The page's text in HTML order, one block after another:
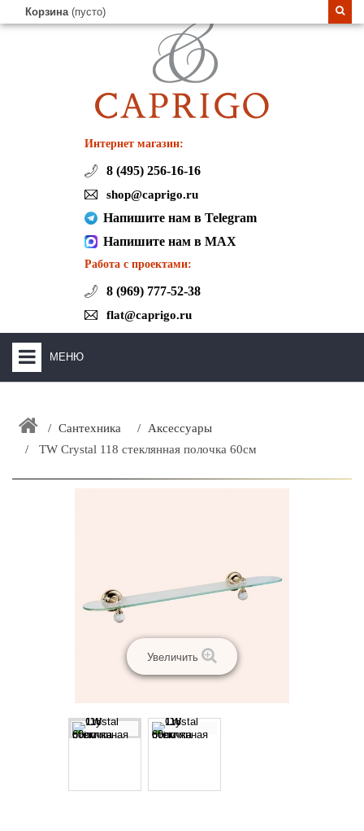
Корзина (пусто)
Интернет магазин:
8 (495) 256-16-16
shop@caprigo.ru
Напишите нам в Telegram
Напишите нам в MAX
Работа с проектами:
8 (969) 777-52-38
flat@caprigo.ru
МЕНЮ
ЗАКАЗАТЬ РАСЧЕТ КУХНИ CAPRIGO
Сантехника
Аксессуары
TW Crystal 118 стеклянная полочка 60см
Увеличить